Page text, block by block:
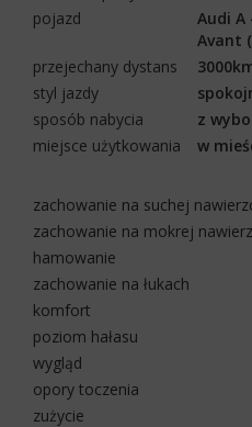
pojazd
Audi A
Avant
przejechany dystans
styl jazdy
sposób nabycia
z
miejsce użytkowania
w
zachowanie na suchej
zachowanie na mokrej
hamowanie
zachowanie na łukach
komfort
poziom hałasu
wygląd
opory toczenia
zużycie